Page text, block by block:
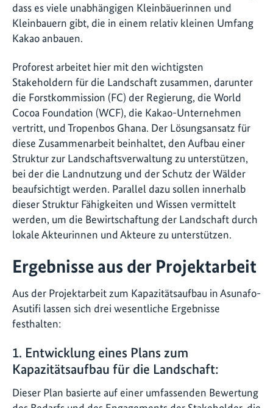
dass es viele unabhängigen Kleinbäuerinnen und
Kleinbauern gibt, die in einem relativ kleinen Umfang
Kakao anbauen.
Proforest arbeitet hier mit den wichtigsten
Stakeholdern für die Landschaft zusammen, darunter
die Forstkommission (FC) der Regierung, die World
Cocoa Foundation (WCF), die Kakao-Unternehmen
vertritt, und Tropenbos Ghana. Der Lösungsansatz für
diese Zusammenarbeit beinhaltet, den Aufbau einer
Struktur zur Landschaftsverwaltung zu unterstützen,
bei der die Landnutzung und der Schutz der Wälder
beaufsichtigt werden. Parallel dazu sollen innerhalb
dieser Struktur Fähigkeiten und Wissen vermittelt
werden, um die Bewirtschaftung der Landschaft durch
lokale Akteurinnen und Akteure zu unterstützen.
Ergebnisse aus der Projektarbeit
Aus der Projektarbeit zum Kapazitätsaufbau in Asunafo-
Asutifi lassen sich drei wesentliche Ergebnisse
festhalten:
1. Entwicklung eines Plans zum
Kapazitätsaufbau für die Landschaft:
Dieser Plan basierte auf einer umfassenden Bewertung